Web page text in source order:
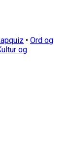
• Ord og
og